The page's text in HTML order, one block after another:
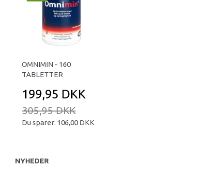
OMNIMIN - 160
TABLETTER
199,95 DKK
305,95 DKK
Du sparer: 106,00 DKK
NYHEDER